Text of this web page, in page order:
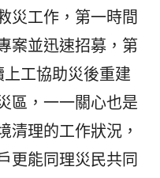
災工作，第一時間
案並迅速招募，第
工協助災後重建
區，一一關心也是
清理的工作狀況，
更能同理災民共同